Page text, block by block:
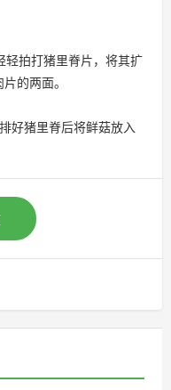
轻拍打猪里脊片，将其扩
的两面。
好猪里脊后将鲜菇放入